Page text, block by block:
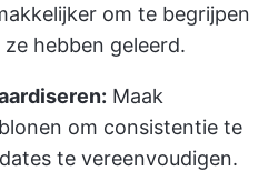
om te begrijpen
hebben geleerd.
Maak
om consistentie te
te vereenvoudigen.